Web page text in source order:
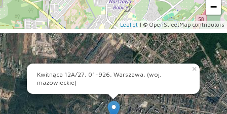
−
Leaflet | © OpenStreetMap contributors
Kwitnąca 12A/27, 01-926, Warszawa, (woj.
mazowieckie)
×